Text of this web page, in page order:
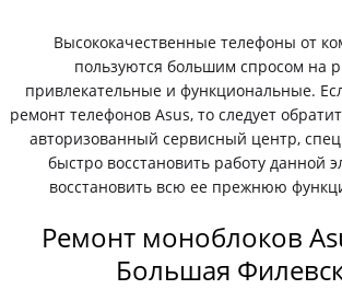
Высококачественные телефоны от
пользуются большим спросом на
привлекательные и функциональные.
ремонт телефонов Asus, то следует
авторизованный сервисный центр,
быстро восстановить работу данной
восстановить всю ее прежнюю
Ремонт моноблоков
Большая